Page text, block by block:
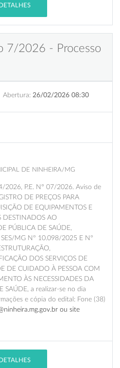
7/2026 - Processo
Abertura: 26/02/2026 08:30
DE NINHEIRA/MG
2026, P.E. N° 07/2026. Aviso de
DE PREÇOS PARA
DE EQUIPAMENTOS E
DESTINADOS AO
PÚBLICA DE SAÚDE,
MG Nº 10.098/2025 E Nº
DOS SERVIÇOS DE
DE CUIDADO À PESSOA COM
ÀS NECESSIDADES DA
SAÚDE, a realizar-se no dia
e cópia do edital: Fone (38)
ou site